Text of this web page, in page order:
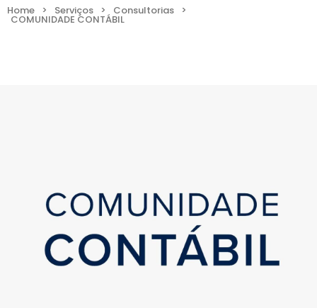
Home > Serviços > Consultorias >
COMUNIDADE CONTÁBIL